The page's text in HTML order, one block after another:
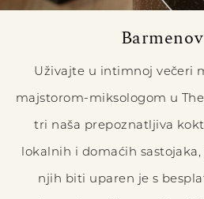
Uživajte u intimnoj večeri
majstorom-miksologom u
tri naša prepoznatljiva
lokalnih i domaćih
njih biti uparen je s